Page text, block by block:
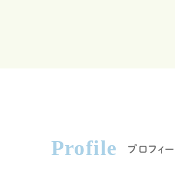
Profile プロフィ